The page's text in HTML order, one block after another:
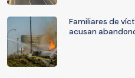
Familiares de
acusan